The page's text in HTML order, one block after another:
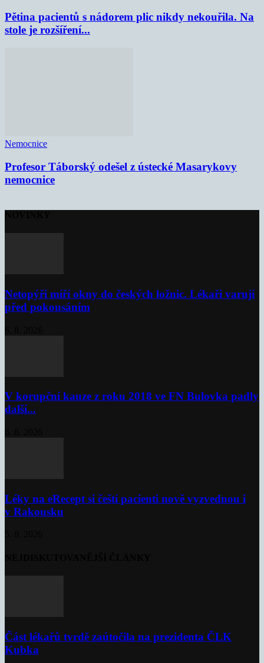
Pětina pacientů s nádorem plic nikdy nekouřila. Na
stole je rozšíření...
Nemocnice
Profesor Táborský odešel z ústecké Masarykovy
nemocnice
Netopýři míří okny do českých ložnic. Lékaři varují
před pokousáním
V korupční kauze z roku 2018 ve FN Bulovka padly
další...
Léky na eRecept si čeští pacienti nově vyzvednou i
v Rakousku
Část lékařů tvrdě zaútočila na prezidenta ČLK
Kubka